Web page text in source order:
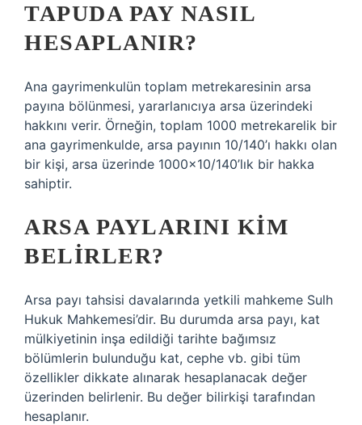
TAPUDA PAY NASIL
HESAPLANIR?
Ana gayrimenkulün toplam metrekaresinin arsa
payına bölünmesi, yararlanıcıya arsa üzerindeki
hakkını verir. Örneğin, toplam 1000 metrekarelik bir
ana gayrimenkulde, arsa payının 10/140’ı hakkı olan
bir kişi, arsa üzerinde 1000×10/140’lık bir hakka
sahiptir.
ARSA PAYLARINI KIM
BELIRLER?
Arsa payı tahsisi davalarında yetkili mahkeme Sulh
Hukuk Mahkemesi’dir. Bu durumda arsa payı, kat
mülkiyetinin inşa edildiği tarihte bağımsız
bölümlerin bulunduğu kat, cephe vb. gibi tüm
özellikler dikkate alınarak hesaplanacak değer
üzerinden belirlenir. Bu değer bilirkişi tarafından
hesaplanır.